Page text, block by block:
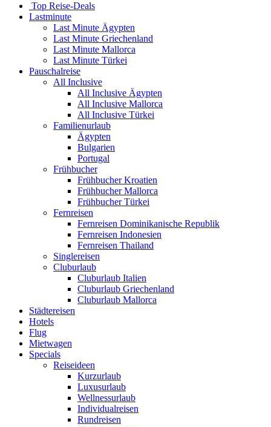
Top Reise-Deals
Lastminute
Last Minute Ägypten
Last Minute Griechenland
Last Minute Mallorca
Last Minute Türkei
Pauschalreise
All Inclusive
All Inclusive Ägypten
All Inclusive Mallorca
All Inclusive Türkei
Familienurlaub
Ägypten
Bulgarien
Portugal
Frühbucher
Frühbucher Kroatien
Frühbucher Mallorca
Frühbucher Türkei
Fernreisen
Fernreisen Dominikanische Republik
Fernreisen Indonesien
Fernreisen Thailand
Singlereisen
Cluburlaub
Cluburlaub Italien
Cluburlaub Griechenland
Cluburlaub Mallorca
Städtereisen
Hotels
Flug
Mietwagen
Specials
Reiseideen
Kurzurlaub
Luxusurlaub
Wellnessurlaub
Individualreisen
Rundreisen